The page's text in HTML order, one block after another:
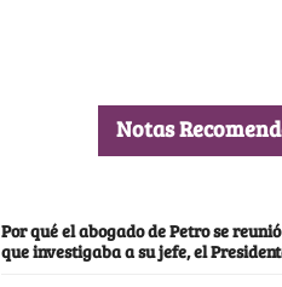
Notas
Por qué el abogado de Petro se
que investigaba a su jefe, el